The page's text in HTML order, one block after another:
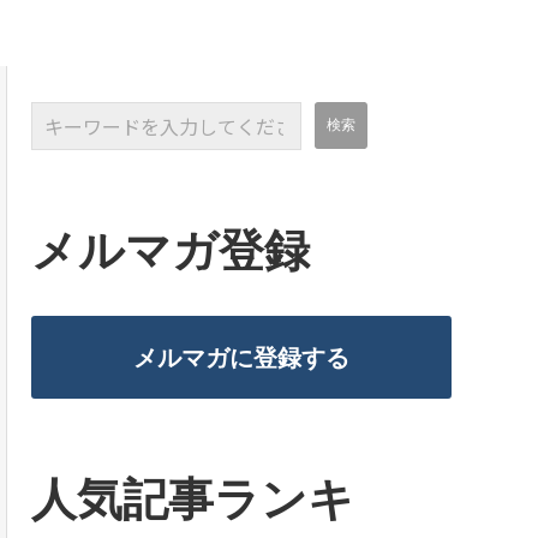
メルマガ登録
メルマガに登録する
人気記事ランキ